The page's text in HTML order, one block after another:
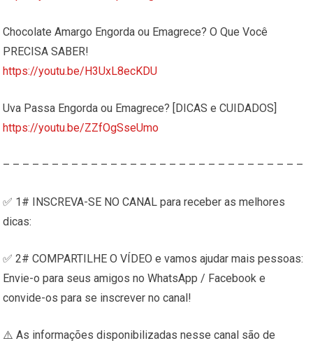
Chocolate Amargo Engorda ou Emagrece? O Que Você
PRECISA SABER!
https://youtu.be/H3UxL8ecKDU
Uva Passa Engorda ou Emagrece? [DICAS e CUIDADOS]
https://youtu.be/ZZfOgSseUmo
– – – – – – – – – – – – – – – – – – – – – – – – – – – – – – –
✅ 1# INSCREVA-SE NO CANAL para receber as melhores
dicas:
✅ 2# COMPARTILHE O VÍDEO e vamos ajudar mais pessoas:
Envie-o para seus amigos no WhatsApp / Facebook e
convide-os para se inscrever no canal!
⚠️ As informações disponibilizadas nesse canal são de